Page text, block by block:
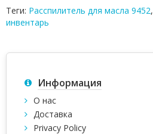
Теги: Расспилитель для масла 9452,
инвентарь
Информация
О нас
Доставка
Privacy Policy